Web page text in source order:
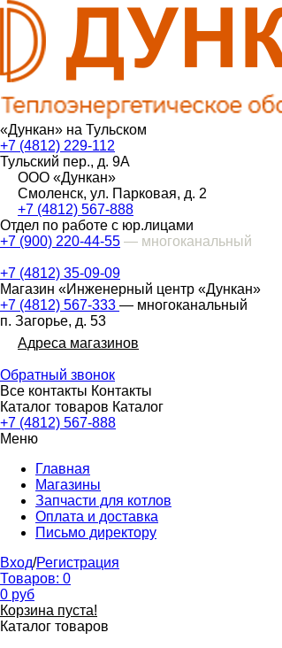
«Дункан» на Тульском
+7 (4812) 229-112
Тульский пер., д. 9А
ООО «Дункан»
Смоленск, ул. Парковая, д. 2
+7 (4812) 567-888
Отдел по работе с юр.лицами
+7 (900) 220-44-55 — многоканальный
+7 (4812) 35-09-09
Магазин «Инженерный центр «Дункан»
+7 (4812) 567-333 — многоканальный
п. Загорье, д. 53
Адреса магазинов
Обратный звонок
Все контакты Контакты
Каталог товаров Каталог
+7 (4812) 567-888
Меню
Главная
Магазины
Запчасти для котлов
Оплата и доставка
Письмо директору
Вход/Регистрация
Товаров: 0
0 руб
Корзина пуста!
Каталог товаров